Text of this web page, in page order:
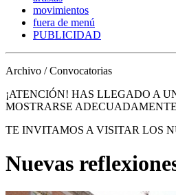
movimientos
fuera de menú
PUBLICIDAD
Archivo / Convocatorias
¡ATENCIÓN! HAS LLEGADO A
MOSTRARSE
TE INVITAMOS A VISITAR LOS
Nuevas